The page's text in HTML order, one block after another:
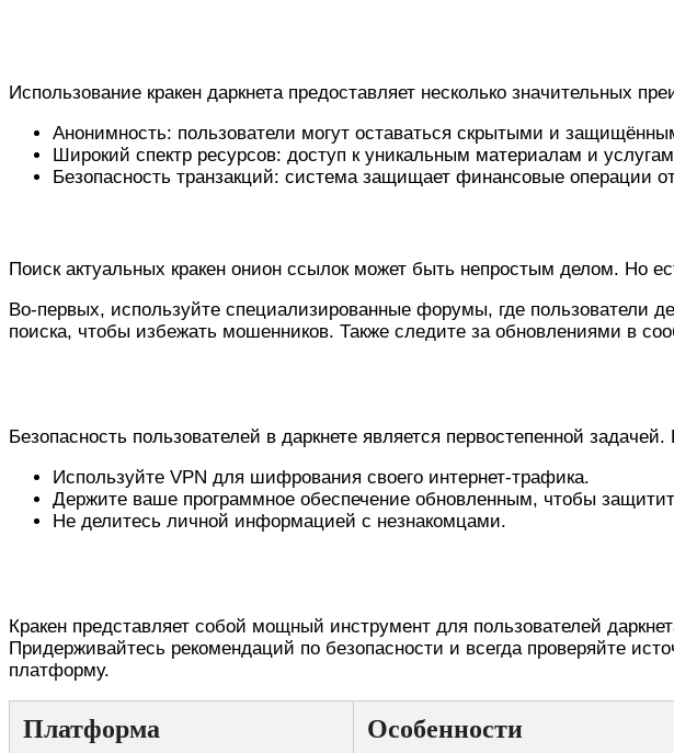
Использование кракен даркнета предоставляет несколько значительных
Анонимность: пользователи могут оставаться скрытыми и
Широкий спектр ресурсов: доступ к уникальным материалам и
Безопасность транзакций: система защищает финансовые операции
Поиск актуальных кракен онион ссылок может быть непростым делом. Но
Во-первых, используйте специализированные форумы, где пользователи
поиска, чтобы избежать мошенников. Также следите за обновлениями в
Безопасность пользователей в даркнете является первостепенной
Используйте VPN для шифрования своего интернет-трафика.
Держите ваше программное обеспечение обновленным, чтобы
Не делитесь личной информацией с незнакомцами.
Кракен представляет собой мощный инструмент для пользователей
Придерживайтесь рекомендаций по безопасности и всегда проверяйте
платформу.
Платформа Особенности